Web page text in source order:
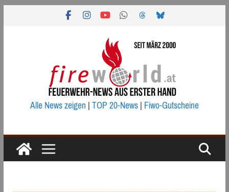
Alle News zeigen|TOP 20-News|Fiwo-Gutscheine